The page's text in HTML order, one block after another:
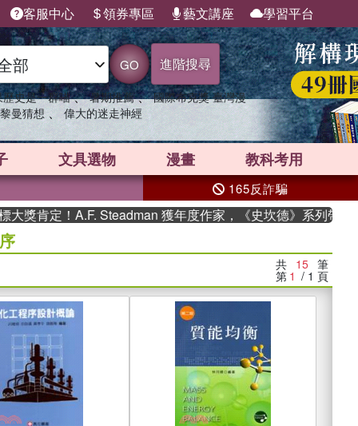
客服中心 領券專區 藝文講座 學習平台
GO 進階搜尋
歷史是一群喵 、 暑期推薦 、 國際布克獎 臺灣漫
曼猜想 、 偉大的迷走神經
文具選物 漫畫 教科考用
165反詐騙
！A.F. Steadman 獲年度作家，《史坎德》系列帶你踏上熱
共 15 筆
第 1 / 1 頁